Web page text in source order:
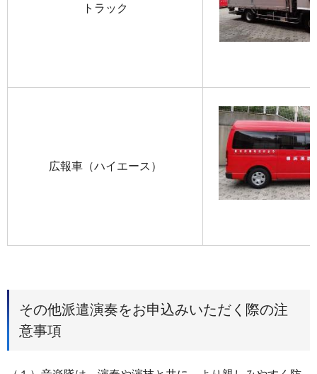
トラック
広報車（ハイエース）
その他派遣演奏をお申込みいただく際の注
意事項